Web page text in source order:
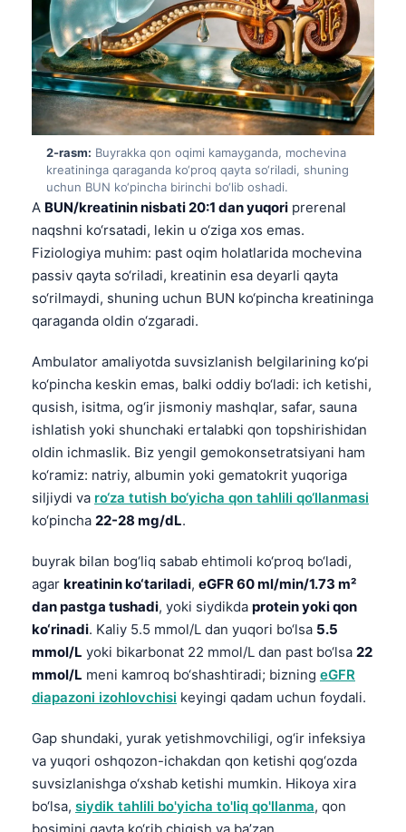
2-rasm: Buyrakka qon oqimi kamayganda, mochevina
kreatininga qaraganda ko‘proq qayta so‘riladi, shuning
uchun BUN ko‘pincha birinchi bo‘lib oshadi.
A BUN/kreatinin nisbati 20:1 dan yuqori prerenal
naqshni ko‘rsatadi, lekin u o‘ziga xos emas.
Fiziologiya muhim: past oqim holatlarida mochevina
passiv qayta so‘riladi, kreatinin esa deyarli qayta
so‘rilmaydi, shuning uchun BUN ko‘pincha kreatininga
qaraganda oldin o‘zgaradi.
Ambulator amaliyotda suvsizlanish belgilarining ko‘pi
ko‘pincha keskin emas, balki oddiy bo‘ladi: ich ketishi,
qusish, isitma, og‘ir jismoniy mashqlar, safar, sauna
ishlatish yoki shunchaki ertalabki qon topshirishidan
oldin ichmaslik. Biz yengil gemokonsetratsiyani ham
ko‘ramiz: natriy, albumin yoki gematokrit yuqoriga
siljiydi va ro‘za tutish bo‘yicha qon tahlili qo‘llanmasi
ko‘pincha 22-28 mg/dL.
buyrak bilan bog‘liq sabab ehtimoli ko‘proq bo‘ladi,
agar kreatinin ko‘tariladi, eGFR 60 ml/min/1.73 m²
dan pastga tushadi, yoki siydikda protein yoki qon
ko‘rinadi. Kaliy 5.5 mmol/L dan yuqori bo‘lsa 5.5
mmol/L yoki bikarbonat 22 mmol/L dan past bo‘lsa 22
mmol/L meni kamroq bo‘shashtiradi; bizning eGFR
diapazoni izohlovchisi keyingi qadam uchun foydali.
Gap shundaki, yurak yetishmovchiligi, og‘ir infeksiya
va yuqori oshqozon-ichakdan qon ketishi qog‘ozda
suvsizlanishga o‘xshab ketishi mumkin. Hikoya xira
bo‘lsa, siydik tahlili bo'yicha to'liq qo'llanma, qon
bosimini qayta ko‘rib chiqish va ba’zan